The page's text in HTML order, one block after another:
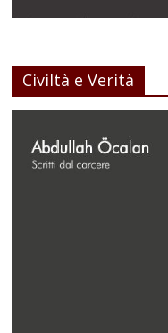
Civiltà e Verità